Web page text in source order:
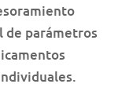
de parámetros